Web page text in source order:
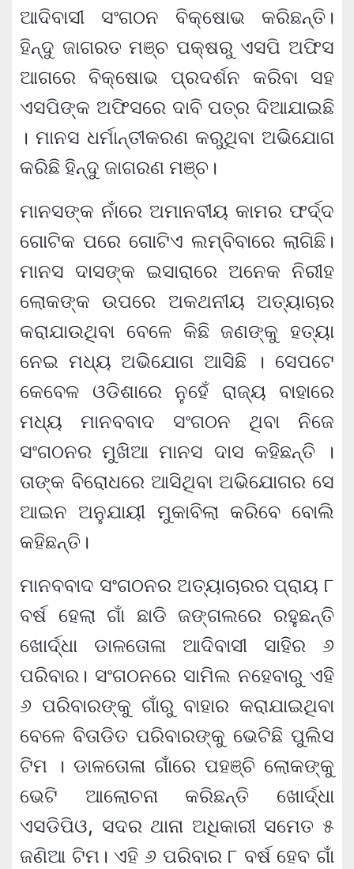
ଆଦିବାସୀ ସଂଗଠନ ବିକ୍ଷୋଭ କରିଛନ୍ତି।
ହିନ୍ଦୁ ଜାଗରତ ମଞ୍ଚ ପକ୍ଷରୁ ଏସପି ଅଫିସ
ଆଗରେ ବିକ୍ଷୋଭ ପ୍ରଦର୍ଶନ କରିବା ସହ
ଏସପିଙ୍କ ଅଫିସରେ ଦାବି ପତ୍ର ଦିଆଯାଇଛି
। ମାନସ ଧର୍ମାନ୍ତୀକରଣ କରୁଥିବା ଅଭିଯୋଗ
କରିଛି ହିନ୍ଦୁ ଜାଗରଣ ମଞ୍ଚ।
ମାନସଙ୍କ ନାଁରେ ଅମାନବୀୟ କାମର ଫର୍ଦ୍ଦ
ଗୋଟିକ ପରେ ଗୋଟିଏ ଲମ୍ବିବାରେ ଲାଗିଛି।
ମାନସ ଦାସଙ୍କ ଇସାରାରେ ଅନେକ ନିରୀହ
ଲୋକଙ୍କ ଉପରେ ଅକଥନୀୟ ଅତ୍ୟାଚାର
କରାଯାଉଥିବା ବେଳେ କିଛି ଜଣଙ୍କୁ ହତ୍ୟା
ନେଇ ମଧ୍ୟ ଅଭିଯୋଗ ଆସିଛି । ସେପଟେ
କେବେଳ ଓଡିଶାରେ ନୁହେଁ ରାଜ୍ୟ ବାହାରେ
ମଧ୍ୟ ମାନବବାଦ ସଂଗଠନ ଥିବା ନିଜେ
ସଂଗଠନର ମୁଖିଆ ମାନସ ଦାସ କହିଛନ୍ତି ।
ତାଙ୍କ ବିରୋଧରେ ଆସିଥିବା ଅଭିଯୋଗର ସେ
ଆଇନ ଅନୁଯାୟୀ ମୁକାବିଲା କରିବେ ବୋଲି
କହିଛନ୍ତି।
ମାନବବାଦ ସଂଗଠନର ଅତ୍ୟାଚାରର ପ୍ରାୟ ୮
ବର୍ଷ ହେଲା ଗାଁ ଛାଡି ଜଙ୍ଗଲରେ ରହୁଛନ୍ତି
ଖୋର୍ଦ୍ଧା ଡାଳତୋଳା ଆଦିବାସୀ ସାହିର ୬
ପରିବାର। ସଂଗଠନରେ ସାମିଲ ନହେବାରୁ ଏହି
୬ ପରିବାରଙ୍କୁ ଗାଁରୁ ବାହାର କରାଯାଇଥିବା
ବେଳେ ବିତାଡିତ ପରିବାରଙ୍କୁ ଭେଟିଛି ପୁଲିସ
ଟିମ । ଡାଳତୋଳା ଗାଁରେ ପହଞ୍ଚି ଲୋକଙ୍କୁ
ଭେଟି ଆଲୋଚନା କରିଛନ୍ତି ଖୋର୍ଦ୍ଧା
ଏସଡିପିଓ, ସଦର ଥାନା ଅଧିକାରୀ ସମେତ ୫
ଜଣିଆ ଟିମ। ଏହି ୬ ପରିବାର ୮ ବର୍ଷ ହେବ ଗାଁ